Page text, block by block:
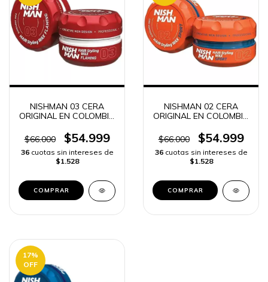
NISHMAN 03 CERA
ORIGINAL EN COLOMBIA
PROFESIONAL | ENVÍO
RÁPIDO
$66.000 $54.999
36 cuotas sin intereses de
$1.528
NISHMAN 02 CERA
ORIGINAL EN COLOMBIA
PROFESIONAL | ENVÍO
RÁPIDO
$66.000 $54.999
36 cuotas sin intereses de
$1.528
17%
OFF